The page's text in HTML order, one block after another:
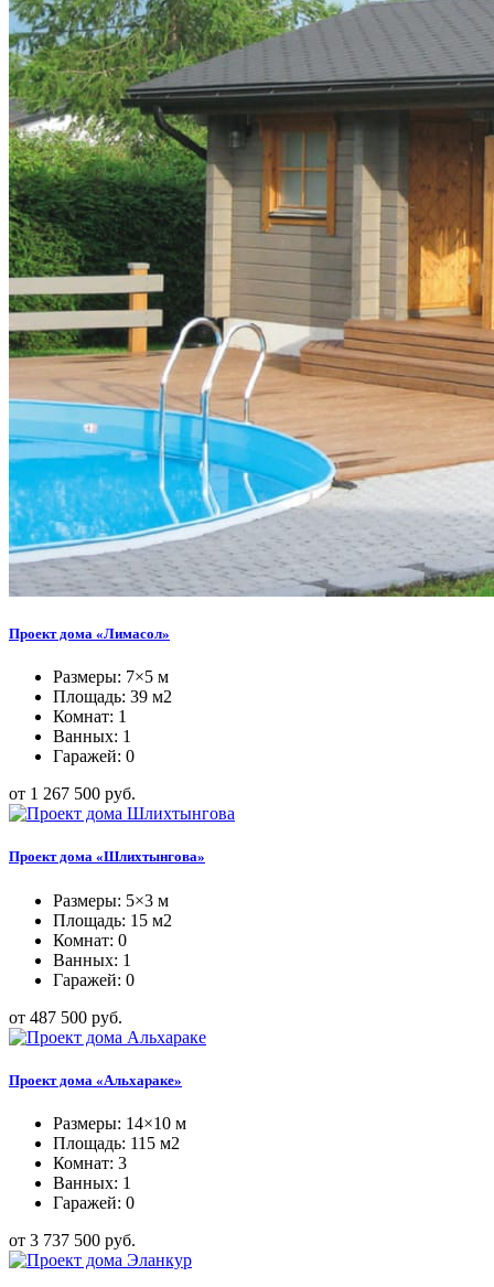
Проект дома «Лимасол»
Размеры: 7×5 м
Площадь: 39 м2
Комнат: 1
Ванных: 1
Гаражей: 0
от 1 267 500 руб.
Проект дома «Шлихтынгова»
Размеры: 5×3 м
Площадь: 15 м2
Комнат: 0
Ванных: 1
Гаражей: 0
от 487 500 руб.
Проект дома «Альхараке»
Размеры: 14×10 м
Площадь: 115 м2
Комнат: 3
Ванных: 1
Гаражей: 0
от 3 737 500 руб.